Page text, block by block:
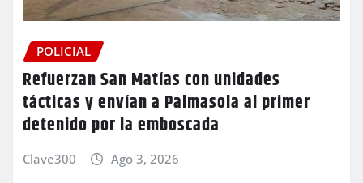
POLICIAL
Refuerzan San Matías con unidades
tácticas y envían a Palmasola al primer
detenido por la emboscada
Clave300 Ago 3, 2026